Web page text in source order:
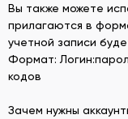
Вы также можете
прилагаются в
учетной записи
Формат:
кодов
Зачем нужны